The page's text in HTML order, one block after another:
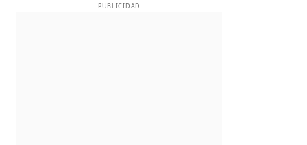
PUBLICIDAD